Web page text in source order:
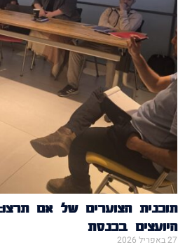
תוכנית הצוערים של אם
היועצים בכנסת
27 באפריל 2026